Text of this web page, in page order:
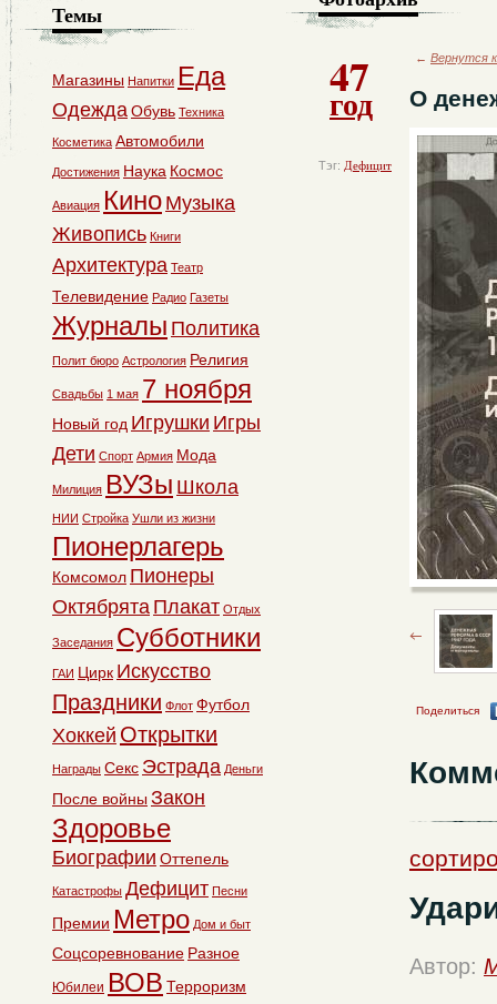
47
год
Тэг: Дефицит
← Вернутся
О
Поделиться
Автор:
Темы
Магазины Напитки Еда
ОдеждаОбувь Техника
Косметика Автомобили
Достижения Наука Космос
Авиация Кино Музыка
Живопись Книги
Архитектура Театр
Телевидение Радио Газеты
Журналы Политика
Полит бюро Астрология Религия
Свадьбы 1 мая 7 ноября
Новый год Игрушки Игры
Дети Спорт Армия Мода
Милиция ВУЗы Школа
НИИ Стройка Ушли из жизни
Пионерлагерь
Комсомол Пионеры
Октябрята Плакат Отдых
Заседания Субботники
ГАИ Цирк Искусство
Праздники Флот Футбол
Хоккей Открытки
Награды Секс Эстрада Деньги
После войны Закон
Здоровье
Биографии Оттепель
Катастрофы Дефицит Песни
Премии Метро Дом и быт
Соцсоревнование Разное
Юбилеи ВОВ Терроризм